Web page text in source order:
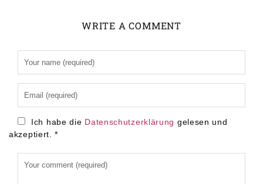
WRITE A COMMENT
Ich habe die Datenschutzerklärung gelesen und
akzeptiert. *